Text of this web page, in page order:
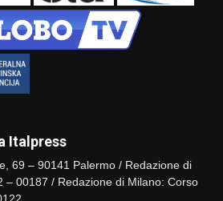
Italpress
69 – 90141 Palermo / Redazione di
– 00187 / Redazione di Milano: Corso